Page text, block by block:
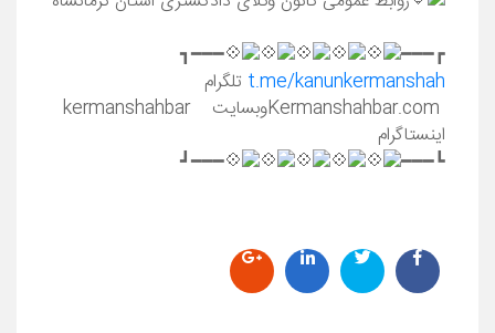
┏━━━
━━━┓
t.me/kanunkermanshah تلگرام
اینستاگرام
┗━━━
━━━┛